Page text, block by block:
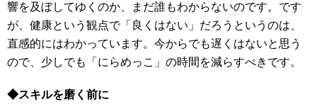
響を及ぼしてゆくのか、まだ誰もわからないのです。です
が、健康という観点で「良くはない」だろうというのは、
直感的にはわかっています。今からでも遅くはないと思う
ので、少しでも「にらめっこ」の時間を減らすべきです。
◆スキルを磨く前に